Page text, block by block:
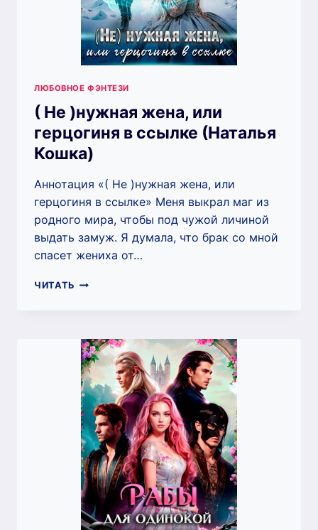
ЛЮБОВНОЕ ФЭНТЕЗИ
( Не )нужная жена, или
герцогиня в ссылке (Наталья
Кошка)
Аннотация «( Не )нужная жена, или
герцогиня в ссылке» Меня выкрал маг из
родного мира, чтобы под чужой личиной
выдать замуж. Я думала, что брак со мной
спасет жениха от…
ЧИТАТЬ
ИЛИ
ГЕРЦОГИНЯ
В
ССЫЛКЕ
(НАТАЛЬЯ
КОШКА)